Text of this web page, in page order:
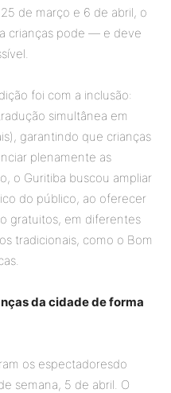
de março e 6 de abril, o
crianças pode — e deve
foi com a inclusão:
simultânea em
garantindo que crianças
plenamente as
o Guritiba buscou ampliar
do público, ao oferecer
gratuitos, em diferentes
tradicionais, como o Bom
da cidade de forma
os espectadoresdo
semana, 5 de abril. O